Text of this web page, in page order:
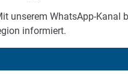
unserem WhatsApp-Kanal
informiert.